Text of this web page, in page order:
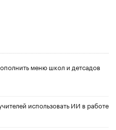
меню школ и детсадов
использовать ИИ в работе